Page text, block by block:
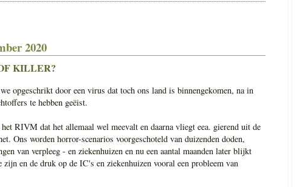
2020
KILLER?
opgeschrikt door een virus dat toch ons land is binnengekomen, na in
te hebben geëist.
RIVM dat het allemaal wel meevalt en daarna vliegt eea. gierend uit de
Ons worden horror-scenarios voorgeschoteld van duizenden doden,
van verpleeg - en ziekenhuizen en nu een aantal maanden later blijkt
zijn en de druk op de IC's en ziekenhuizen vooral een probleem van